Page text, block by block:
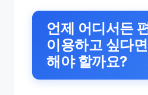
언제 어디서든
이용하고 싶다
해야 할까요?